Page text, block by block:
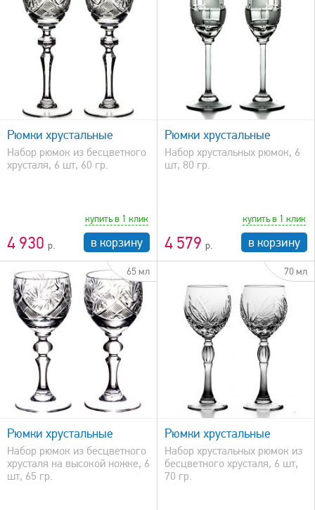
Рюмки хрустальные
Набор рюмок из бесцветного
хрусталя, 6 шт, 60 гр.
4 930
купить в 1 клик
в корзину
быстрый просмотр
Рюмки хрустальные
Набор хрустальных рюмок, 6
шт, 80 гр.
4 579
купить в 1 клик
в корзину
65 мл
Рюмки хрустальные
Набор рюмок из бесцветного
хрусталя на высокой ножке, 6
шт, 65 гр.
70 мл
быстрый просмотр
Рюмки хрустальные
Набор хрустальных рюмок из
бесцветного хрусталя, 6 шт,
70 гр.